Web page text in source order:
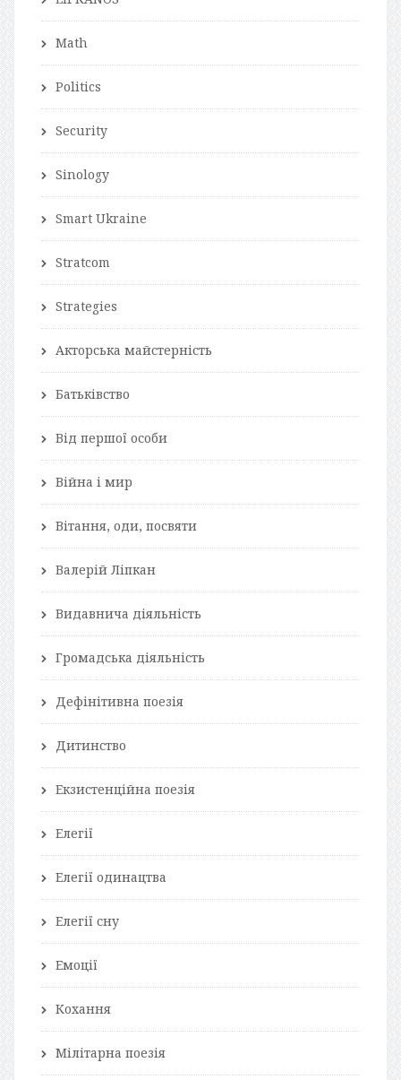
Math
Politics
Security
Sinology
Smart Ukraine
Stratcom
Strategies
Акторська майстерність
Батьківство
Від першої особи
Війна і мир
Вітання, оди, посвяти
Валерій Ліпкан
Видавнича діяльність
Громадська діяльність
Дефінітивна поезія
Дитинство
Екзистенційна поезія
Елегії
Елегії одинацтва
Елегії сну
Емоції
Кохання
Мілітарна поезія